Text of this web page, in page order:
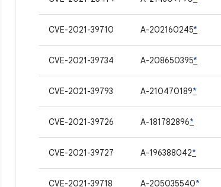
CVE-2021-39710 A-202160245*
CVE-2021-39734 A-208650395*
CVE-2021-39793 A-210470189*
CVE-2021-39726 A-181782896*
CVE-2021-39727 A-196388042*
CVE-2021-39718 A-205035540*